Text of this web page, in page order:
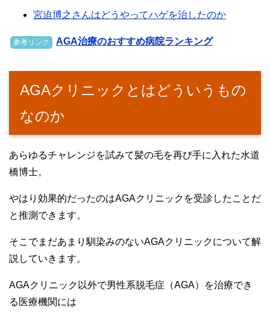
宮迫博之さんはどうやってハゲを治したのか
参考リンク AGA治療のおすすめ病院ランキング
AGAクリニックとはどういうもの
なのか
あらゆるチャレンジを試みて髪の毛を再び手に入れた水道
橋博士。
やはり効果的だったのはAGAクリニックを受診したことだ
と推測できます。
そこでまだあまり馴染みのないAGAクリニックについて解
説していきます。
AGAクリニック以外で男性系脱毛症（AGA）を治療でき
る医療機関には